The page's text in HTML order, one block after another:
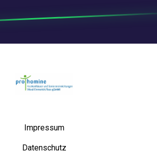
Startseite
Impressum
Datenschutz